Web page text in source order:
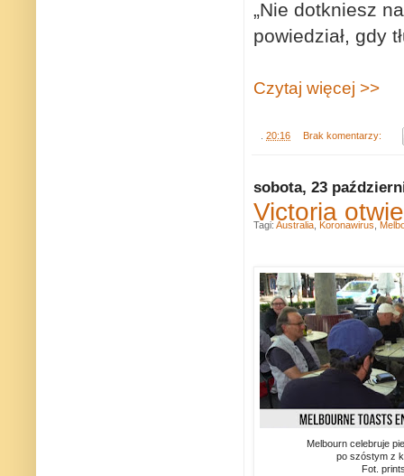
„Nie dotkniesz
powiedział, gdy
Czytaj więcej >>
20:16 Brak komentarzy:
sobota, 23
Victoria
Melbourn celebruje
po szóstym z
Fot.
Tagi: Australia Koronawirus